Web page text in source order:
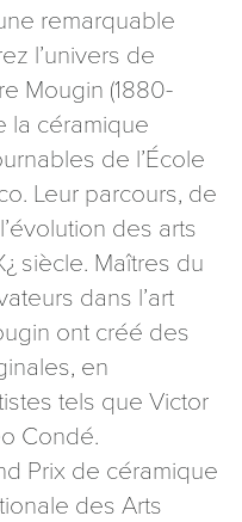
remarquable
l’univers de
Mougin (1880-
la céramique
de l’École
Leur parcours, de
des arts
siècle. Maîtres du
dans l’art
ont créé des
en
tels que Victor
Condé.
Prix de céramique
des Arts
titre d’identité à
Tourisme - 48
54035 NANCY